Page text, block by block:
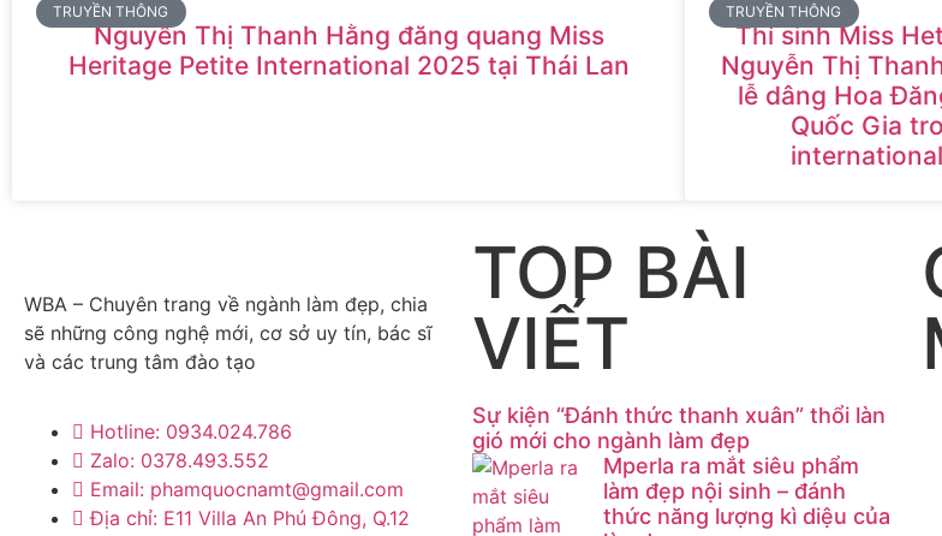
TRUYỀN THÔNG
Nguyễn Thị Thanh Hằng đăng quang Miss
Heritage Petite International 2025 tại Thái Lan
TRUYỀN THÔNG
Thí sinh Miss
Nguyễn Thị
lễ dâng Hoa
Quốc Gia
WBA – Chuyên trang về ngành làm đẹp, chia
sẽ những công nghệ mới, cơ sở uy tín, bác sĩ
và các trung tâm đào tạo
Hotline: 0934.024.786
Zalo: 0378.493.552
Email: phamquocnamt@gmail.com
Địa chỉ: E11 Villa An Phú Đông, Q.12
TOP BÀI
VIẾT
Sự kiện “Đánh thức thanh xuân” thổi làn
gió mới cho ngành làm đẹp
Mperla ra mắt siêu phẩm
làm đẹp nội sinh – đánh
thức năng lượng kì diệu của